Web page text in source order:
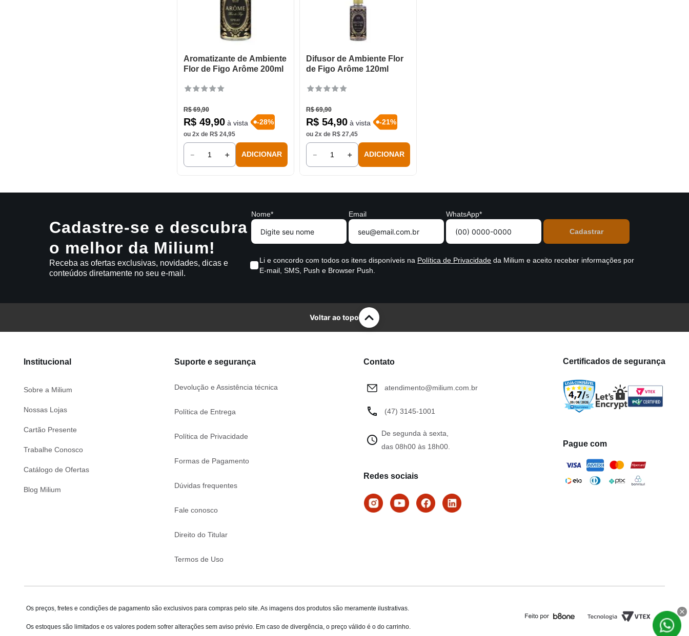
Aromatizante de Ambiente
Flor de Figo Arôme 200ml
R$ 69,90
R$ 49,90à vista -28%
ou 2x de R$ 24,95
＋
－ ADICIONAR
Difusor de Ambiente Flor
de Figo Arôme 120ml
R$ 69,90
R$ 54,90à vista -21%
ou 2x de R$ 27,45
＋
－ ADICIONAR
Cadastre-se e descubra
o melhor da Milium!
Receba as ofertas exclusivas, novidades, dicas e
conteúdos diretamente no seu e-mail.
Nome* Email WhatsApp*
Li e concordo com todos os itens disponíveis na Política de Privacidade da Milium e aceito receber informações por
E-mail, SMS, Push e Browser Push.
Voltar ao topo
Institucional
Sobre a Milium
Nossas Lojas
Cartão Presente
Trabalhe Conosco
Catálogo de Ofertas
Blog Milium
Suporte e segurança
Devolução e Assistência técnica
Política de Entrega
Política de Privacidade
Formas de Pagamento
Dúvidas frequentes
Fale conosco
Direito do Titular
Termos de Uso
Contato
atendimento@milium.com.br
(47) 3145-1001
De segunda à sexta,
das 08h00 às 18h00.
Redes sociais
Certificados de segurança
Pague com
Os preços, fretes e condições de pagamento são exclusivos para compras pelo site. As imagens dos produtos são meramente ilustrativas.
Os estoques são limitados e os valores podem sofrer alterações sem aviso prévio. Em caso de divergência, o preço válido é o do carrinho.